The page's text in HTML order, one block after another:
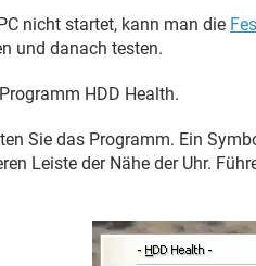
nicht startet, kann man die
und danach testen.
HDD Health.
Sie das Programm. Ein
Leiste der Nähe der Uhr.